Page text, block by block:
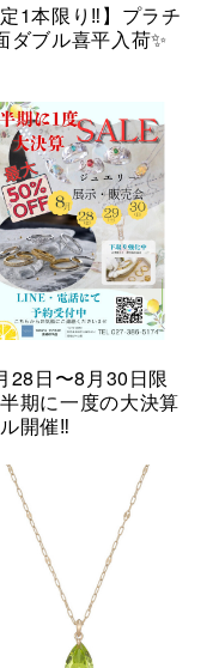
定1本限り‼︎】プラチ
ダブル喜平入荷✨
28日〜8月30日限
期に一度の大決算
開催‼︎